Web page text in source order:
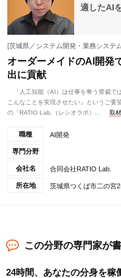
適したAI
[茨城県／システム開発・業務システ
オーダーメイドのAI開発
出に貢献
「人工知能（AI）は仕事を奪う脅威で
こんなことを実現させたい』というご要
の「RATIO Lab.（レシオラボ）...
取
職種 AI開発
専門分野
会社名 合同会社RATIO Lab.
所在地 茨城県つくば市二の宮
この分野の専門家が
24時間、あなたの分身を